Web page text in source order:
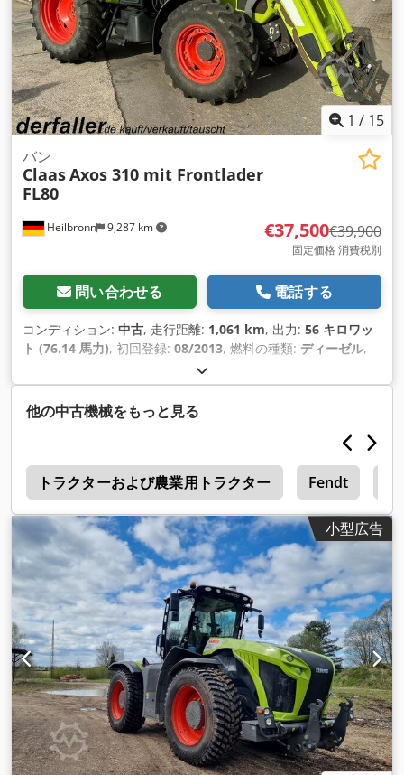
1 / 15
Heilbronn 9,287 km
バン
ClaasAxos 310 mit Frontlader
FL80
€37,500€39,900
固定価格 消費税別
問い合わせる 電話する
コンディション: 中古, 走行距離: 1,061 km, 出力: 56 キロワッ
ト (76.14 馬力), 初回登録: 08/2013, 燃料の種類: ディーゼル,
7,500 kg（キログラム）
サスペンション:その他, 座席数:2, 稼働時間:1,061 h, 装備:キ
ャビン, 全輪駆動,
他の中古機械をもっと見る
トラクターおよび農業用トラクター Fendt
小型広告